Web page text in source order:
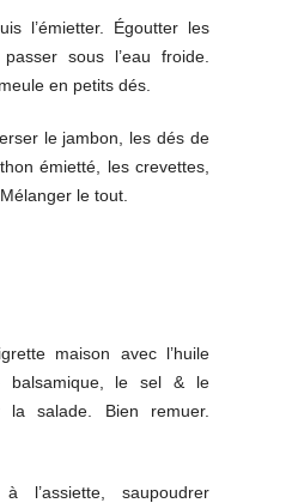
l’émietter. Égoutter les
sous l’eau froide.
en petits dés.
le jambon, les dés de
émietté, les crevettes,
le tout.
maison avec l’huile
balsamique, le sel & le
la salade. Bien remuer.
l’assiette, saupoudrer